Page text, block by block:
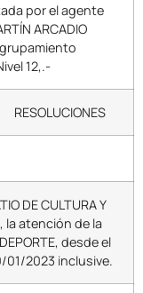
por el agente
ARCADIO
12,.-
DE CULTURA Y
la atención de la
desde el
01/2023 inclusive.